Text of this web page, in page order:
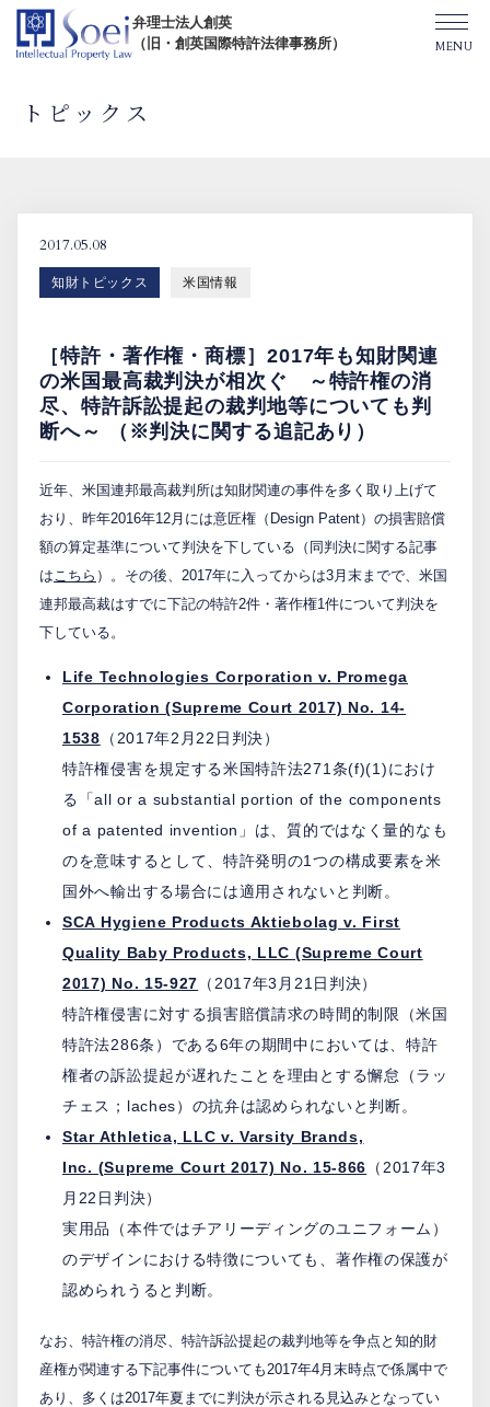
弁理士法人創英
（旧・創英国際特許法律事務所）
弁理士紹介
TOPICS/出版物/セミナー
SHIP（米国直接出願）
PCTnavi
Blog
創英設樂法律事務所
採用サイト
お問い合わせ
日本語 English
お客様専用サイト
トピックス
2017.05.08
知財トピックス 米国情報
［特許・著作権・商標］2017年も知財関連
の米国最高裁判決が相次ぐ ～特許権の消
尽、特許訴訟提起の裁判地等についても判
断へ～ （※判決に関する追記あり）
近年、米国連邦最高裁判所は知財関連の事件を多く取り上げて
おり、昨年2016年12月には意匠権（Design Patent）の損害賠償
額の算定基準について判決を下している（同判決に関する記事
はこちら ）。その後、2017年に入ってからは3月末までで、米国
連邦最高裁はすでに下記の特許2件・著作権1件について判決を
下している。
Life Technologies Corporation v. Promega
Corporation (Supreme Court 2017) No. 14-
1538 （2017年2月22日判決）
特許権侵害を規定する米国特許法271条(f)(1)におけ
る「all or a substantial portion of the components
of a patented invention」は、質的ではなく量的なも
のを意味するとして、特許発明の1つの構成要素を米
国外へ輸出する場合には適用されないと判断。
SCA Hygiene Products Aktiebolag v. First
Quality Baby Products, LLC (Supreme Court
2017) No. 15-927 （2017年3月21日判決）
特許権侵害に対する損害賠償請求の時間的制限（米国
特許法286条）である6年の期間中においては、特許
権者の訴訟提起が遅れたことを理由とする懈怠（ラッ
チェス；laches）の抗弁は認められないと判断。
Star Athletica, LLC v. Varsity Brands,
Inc. (Supreme Court 2017) No. 15-866 （2017年3
月22日判決）
実用品（本件ではチアリーディングのユニフォーム）
のデザインにおける特徴についても、著作権の保護が
認められうると判断。
なお、特許権の消尽、特許訴訟提起の裁判地等を争点と知的財
産権が関連する下記事件についても2017年4月末時点で係属中で
あり、多くは2017年夏までに判決が示される見込みとなってい